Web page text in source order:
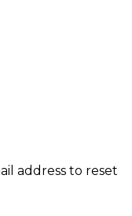
address to reset